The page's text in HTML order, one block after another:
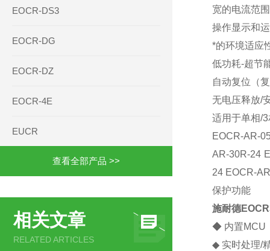
EOCR-DS3
EOCR-DG
EOCR-DZ
EOCR-4E
EUCR
查看全部产品 >>
相关文章
RELATED ARTICLES
宽的电流范
操作显示和
*的环境适应
低功耗-超节
自动复位（
无电压释放/
适用于单相/
EOCR-AR-
AR-30R-24
24 EOCR-
保护功能
施耐德
◆ 内置MCU
◆ 实时处理/